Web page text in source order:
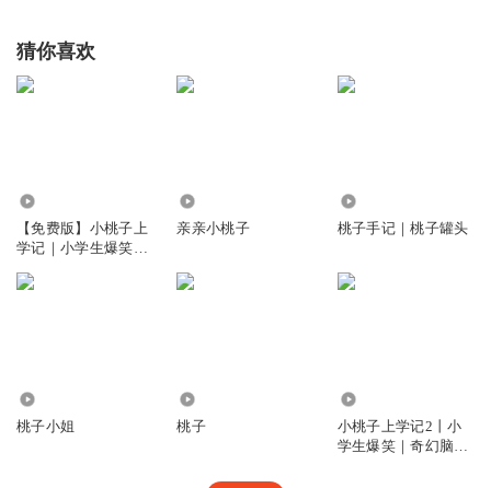
猜你喜欢
【免费版】小桃子上
学记｜小学生爆笑校
亲亲小桃子 桃子手记｜桃子罐头
桃子小姐 桃子
小桃子上学记2丨小
学生爆笑｜奇幻脑洞